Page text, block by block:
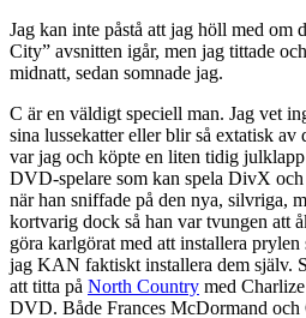
Jag kan inte påstå att jag höll med om
City” avsnitten igår, men jag tittade
midnatt, sedan somnade jag.
C är en väldigt speciell man. Jag vet
sina lussekatter eller blir så extatisk
var jag och köpte en liten tidig
DVD-spelare som kan spela DivX
när han sniffade på den nya, silvriga,
kortvarig dock så han var tvungen att
göra karlgörat med att installera
jag KAN faktiskt installera dem själv.
att titta på North Country med
DVD. Både Frances McDormand och